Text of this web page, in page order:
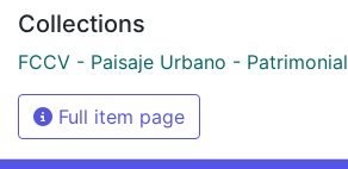
Collections
FCCV - Paisaje Urbano - Patrimonial
Full item page